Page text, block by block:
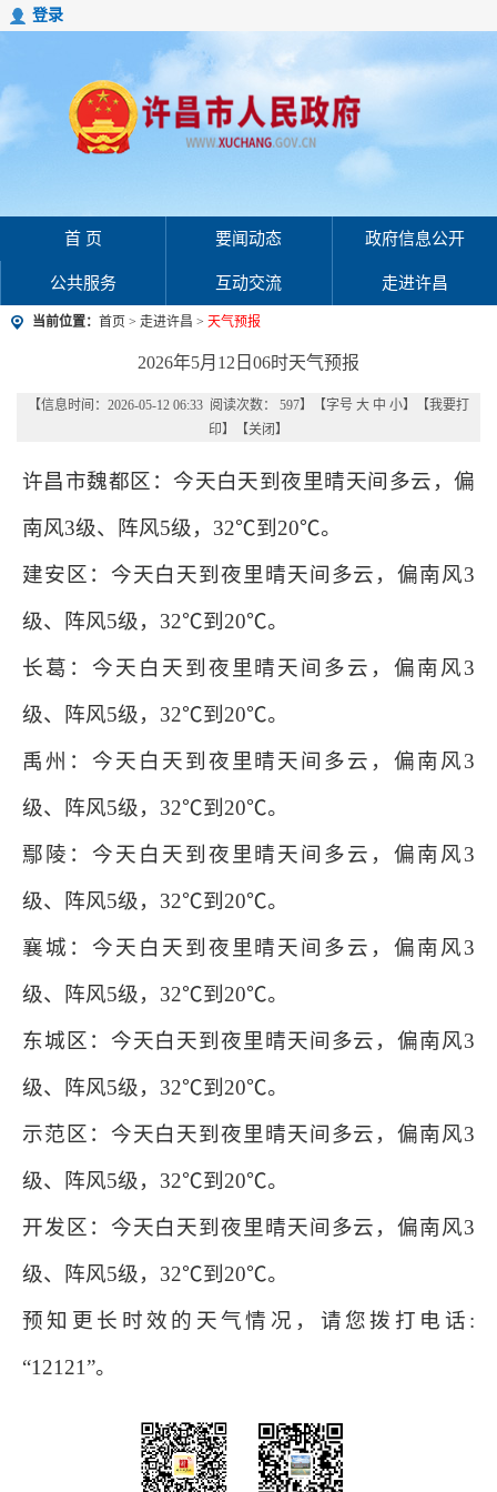
登录
首 页 要闻动态 政府信息公开
公共服务 互动交流 走进许昌
当前位置： 首页 > 走进许昌 > 天气预报
2026年5月12日06时天气预报
【信息时间：2026-05-12 06:33 阅读次数： 597】【字号 大 中 小】【我要打
印】【关闭 】
许昌市魏都区：今天白天到夜里晴天间多云，偏
南风3级、阵风5级，32℃到20℃。
建安区：今天白天到夜里晴天间多云，偏南风3
级、阵风5级，32℃到20℃。
长葛：今天白天到夜里晴天间多云，偏南风3
级、阵风5级，32℃到20℃。
禹州：今天白天到夜里晴天间多云，偏南风3
级、阵风5级，32℃到20℃。
鄢陵：今天白天到夜里晴天间多云，偏南风3
级、阵风5级，32℃到20℃。
襄城：今天白天到夜里晴天间多云，偏南风3
级、阵风5级，32℃到20℃。
东城区：今天白天到夜里晴天间多云，偏南风3
级、阵风5级，32℃到20℃。
示范区：今天白天到夜里晴天间多云，偏南风3
级、阵风5级，32℃到20℃。
开发区：今天白天到夜里晴天间多云，偏南风3
级、阵风5级，32℃到20℃。
预知更长时效的天气情况，请您拨打电话:
“12121”。